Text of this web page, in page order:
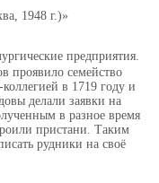
1948 г.)
предприятия.
проявило семейство
в 1719 году и
делали заявки на
в разное время
пристани. Таким
рудники на своё